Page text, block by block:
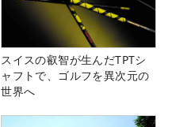
スイスの叡智が生んだTPTシ
ャフトで、ゴルフを異次元の
世界へ